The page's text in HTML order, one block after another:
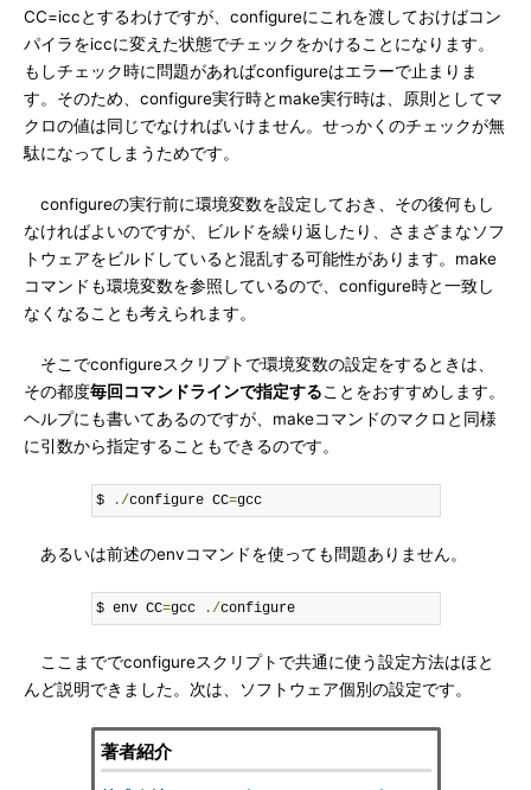
CC=iccとするわけですが、configureにこれを渡しておけばコン
パイラをiccに変えた状態でチェックをかけることになります。
もしチェック時に問題があればconfigureはエラーで止まりま
す。そのため、configure実行時とmake実行時は、原則としてマ
クロの値は同じでなければいけません。せっかくのチェックが無
駄になってしまうためです。
configureの実行前に環境変数を設定しておき、その後何もし
なければよいのですが、ビルドを繰り返したり、さまざまなソフ
トウェアをビルドしていると混乱する可能性があります。make
コマンドも環境変数を参照しているので、configure時と一致し
なくなることも考えられます。
そこでconfigureスクリプトで環境変数の設定をするときは、
その都度毎回コマンドラインで指定することをおすすめします。
ヘルプにも書いてあるのですが、makeコマンドのマクロと同様
に引数から指定することもできるのです。
$ ./configure CC=gcc
あるいは前述のenvコマンドを使っても問題ありません。
$ env CC=gcc ./configure
ここまででconfigureスクリプトで共通に使う設定方法はほと
んど説明できました。次は、ソフトウェア個別の設定です。
著者紹介